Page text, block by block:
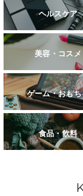
ヘルスケア
美容・コスメ
ゲーム・おもち
食品・飲料